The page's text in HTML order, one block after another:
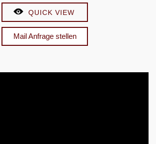
Preis
war:
€8.900,00
Preis
€2.750,00.
QUICK VIEW
Mail Anfrage stellen